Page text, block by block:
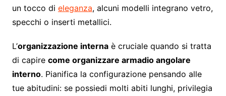
un tocco di eleganza, alcuni modelli integrano vetro,
specchi o inserti metallici.
L’organizzazione internaè cruciale quando si tratta
di capire come organizzare armadio angolare
interno. Pianifica la configurazione pensando alle
tue abitudini: se possiedi molti abiti lunghi, privilegia